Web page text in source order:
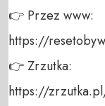
👉 Przez www:
https://
👉 Zrzutka:
https://